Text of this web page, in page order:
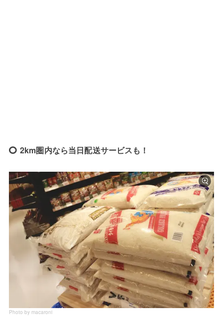
2km圏内なら当日配送サービスも！
Photo by macaroni